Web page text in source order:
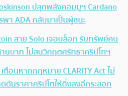
ปลุกพลังคอมมูฯ Cardano
า ADA กลับมาเป็นผู้ชนะ
สาย Solo เจอบล็อก รับทรัพย์คน
านบาท ไม่สนวิกฤตศรัทธาคริปโทฯ
ตือนหากกฎหมาย CLARITY Act ไม่
ดันราคาคริปโตให้ดิ่งลงอีกระลอก